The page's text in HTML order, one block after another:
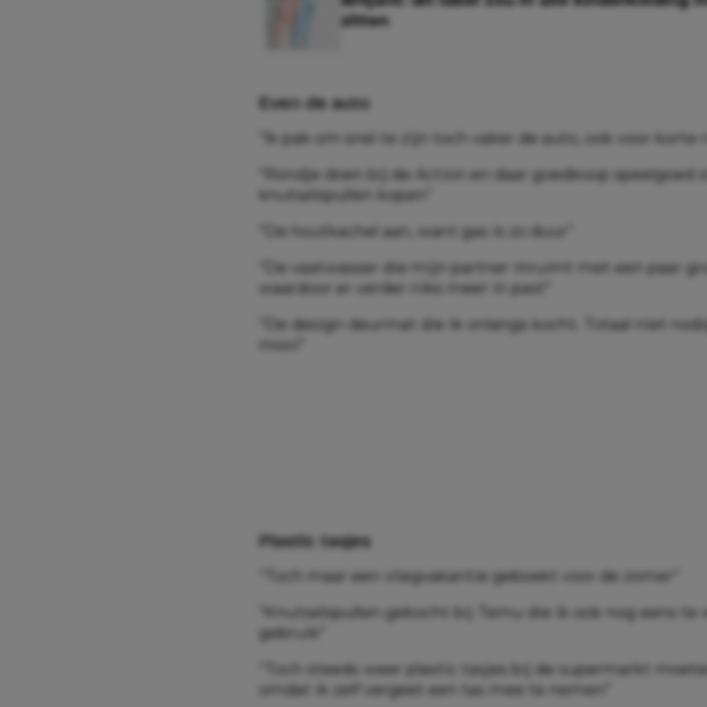
zitten
Even de auto
“Ik pak om snel te zijn toch vaker de auto, ook voor korte
“Rondje doen bij de Action en daar goedkoop speelgoed
knutselspullen kopen”
“De houtkachel aan, want gas is zo duur”
“De vaatwasser die mijn partner inruimt met een paar
waardoor er verder niks meer in past”
“De design deurmat die ik onlangs kocht. Totaal niet
mooi”
Plastic tasjes
“Toch maar een vliegvakantie geboekt voor de zomer”
“Knutselspullen gekocht bij Temu die ik ook nog eens te
gebruik”
“Toch steeds weer plastic tasjes bij de supermarkt
omdat ik zelf vergeet een tas mee te nemen”